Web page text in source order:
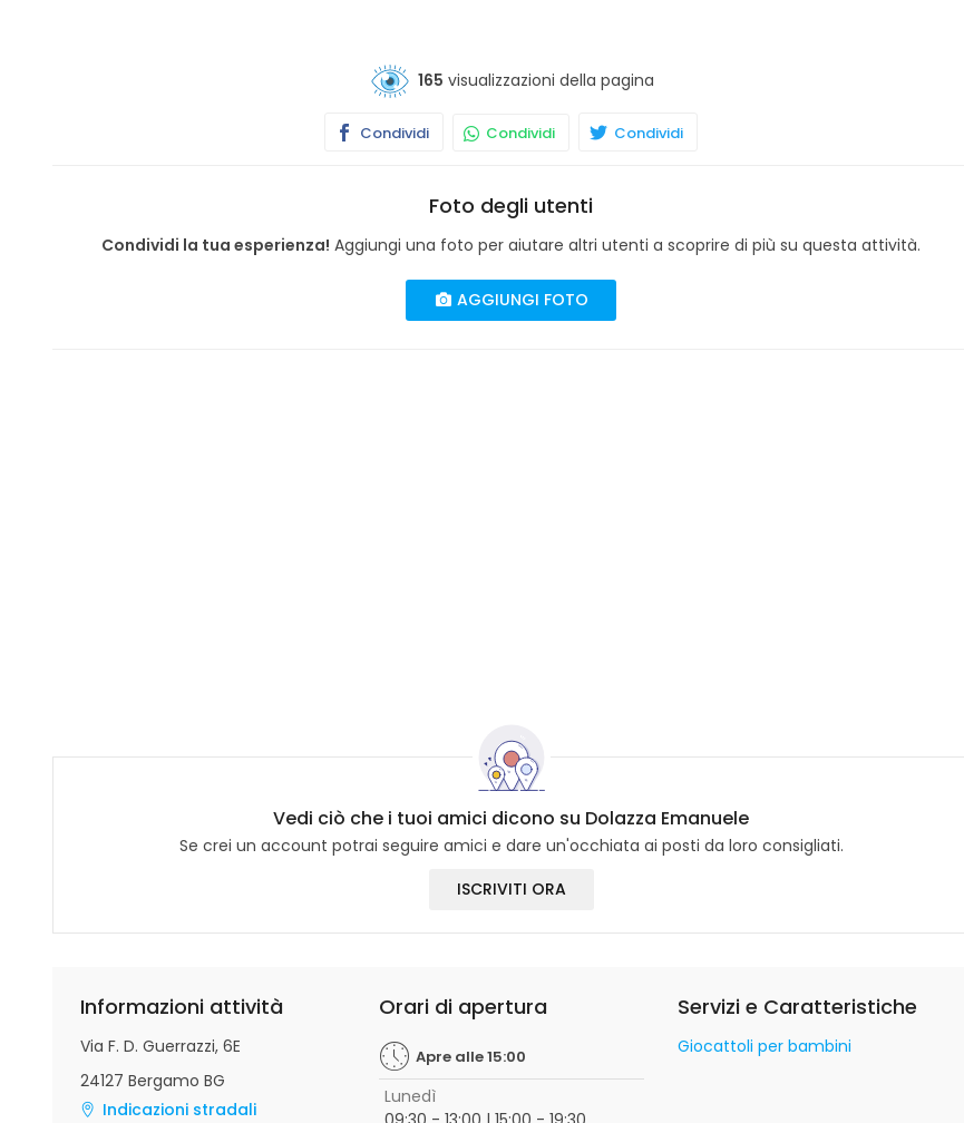
165 visualizzazioni della pagina
Condividi Condividi Condividi
Foto degli utenti
Condividi la tua esperienza! Aggiungi una foto per aiutare altri utenti a scoprire di più su questa attività.
AGGIUNGI FOTO
Vedi ciò che i tuoi amici dicono su Dolazza Emanuele
Se crei un account potrai seguire amici e dare un'occhiata ai posti da loro consigliati.
ISCRIVITI ORA
Informazioni attività
Via F. D. Guerrazzi, 6E
24127 Bergamo BG
Indicazioni stradali
Orari di apertura
Apre alle 15:00
Lunedì
Servizi e Caratteristiche
Giocattoli per bambini